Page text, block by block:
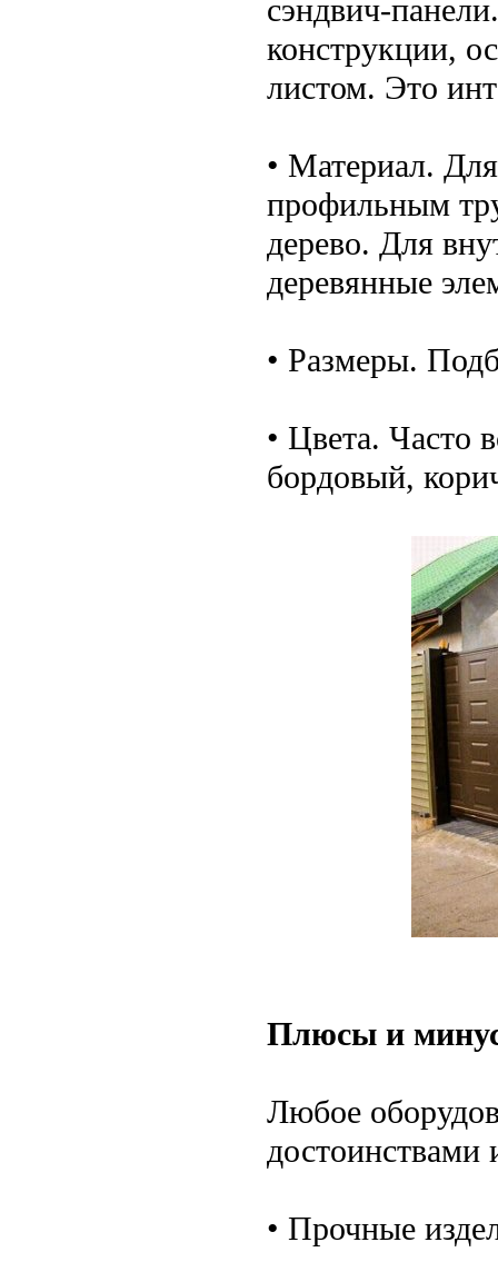
сэндвич-
конструкции,
листом. Это
• Материал.
профильным
дерево. Для
деревянные
• Размеры.
• Цвета. Часто
бордовый,
Плюсы и
Любое
• Прочные